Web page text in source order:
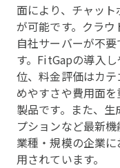
面により、チャッ
が可能です。クラ
自社サーバーが不
す。FitGapの導入
位、料金評価はカ
めやすさや費用面
製品です。また、
プションなど最新
業種・規模の企業
用されています。